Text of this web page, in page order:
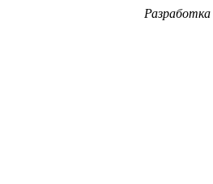
Разработка